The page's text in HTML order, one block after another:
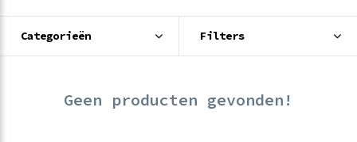
Categorieën Filters
Geen producten gevonden!